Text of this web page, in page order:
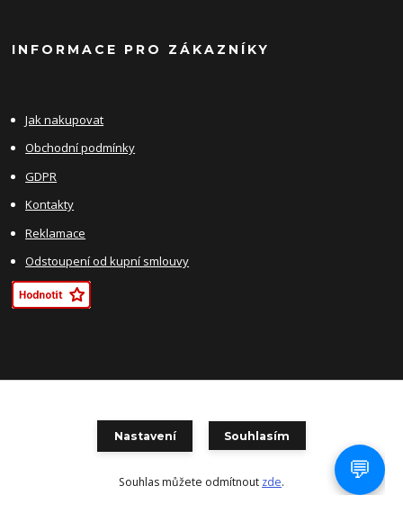
INFORMACE PRO ZÁKAZNÍKY
Jak nakupovat
Obchodní podmínky
GDPR
Kontakty
Reklamace
Odstoupení od kupní smlouvy
Nastavení Souhlasím
Souhlas můžete odmítnout zde.